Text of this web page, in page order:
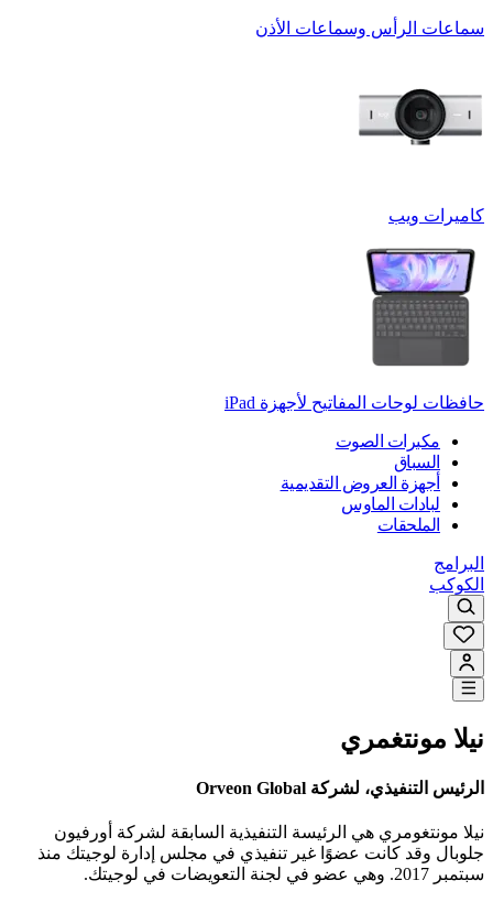
سماعات الرأس وسماعات الأذن
كاميرات ويب
حافظات لوحات المفاتيح لأجهزة ‏iPad
مكبرات الصوت
السباق
أجهزة العروض التقديمية
لبادات الماوس
الملحقات
البرامج
الكوكب
نيلا مونتغمري
الرئيس التنفيذي، لشركة Orveon Global
نيلا مونتغومري هي الرئيسة التنفيذية السابقة لشركة أورفيون
جلوبال وقد كانت عضوًا غير تنفيذي في مجلس إدارة لوجيتك منذ
سبتمبر 2017. وهي عضو في لجنة التعويضات في لوجيتك.